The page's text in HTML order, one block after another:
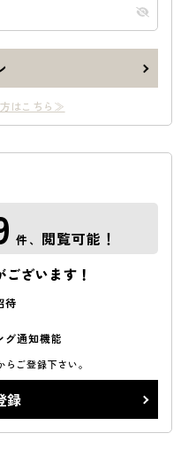
はこちら≫
件、 閲覧可能！
ざいます！
待
グ通知機能
ご登録下さい。
録